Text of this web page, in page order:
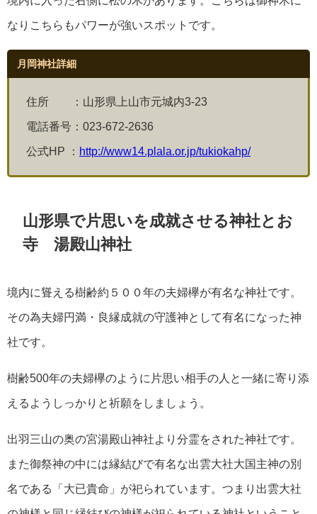
なりこちらもパワーが強いスポットです。
月岡神社詳細
住所 ：山形県上山市元城内3-23
電話番号： 023-672-2636
公式HP ： http://www14.plala.or.jp/tukiokahp/
山形県で片思いを成就させる神社とお
寺 湯殿山神社
境内に聳える樹齢約５００年の夫婦欅が有名な神社です。
その為夫婦円満・良縁成就の守護神として有名になった神
社です。
樹齢500年の夫婦欅のように片思い相手の人と一緒に寄り添
えるようしっかりと祈願をしましょう。
出羽三山の奥の宮湯殿山神社より分霊をされた神社です。
また御祭神の中には縁結びで有名な出雲大社大国主神の別
名である「大已貴命」が祀られています。つまり出雲大社